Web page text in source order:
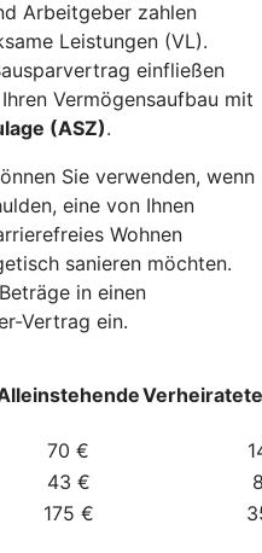
Arbeitgeber zahlen
Leistungen (VL).
einfließen
Vermögensaufbau mit
(ASZ).
Sie verwenden, wenn
eine von Ihnen
Wohnen
sanieren möchten.
in einen
Vertrag ein.
70 €
43 €
175 €